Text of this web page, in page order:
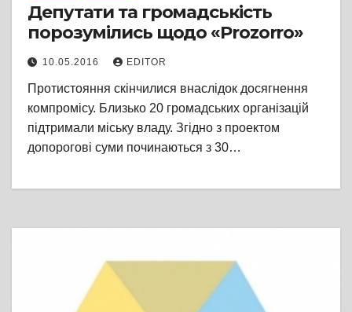
Депутати та громадськість
порозумілись щодо «Prozorro»
10.05.2016 EDITOR
Протистояння скінчилися внаслідок досягнення
компромісу. Близько 20 громадських організацій
підтримали міську владу. Згідно з проектом
допорогові суми починаються з 30…